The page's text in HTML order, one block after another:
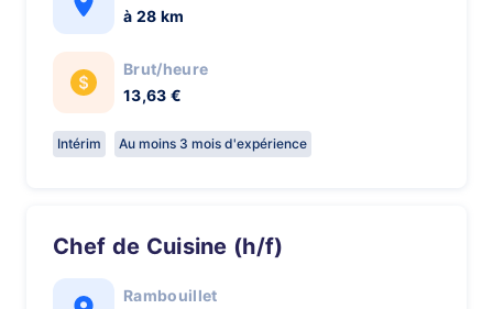
à 28 km
Brut/heure
13,63 €
Intérim Au moins 3 mois d'expérience
Chef de Cuisine (h/f)
Rambouillet